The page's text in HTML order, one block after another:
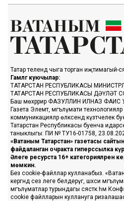
Татар телендә чыга торган иҗтимагый-
Гамәлгә куючылар:
ТАТАРСТАН РЕСПУБЛИКАСЫ
ТАТАРСТАН РЕСПУБЛИКАСЫ ДӘҮЛӘТ
Баш мөхәррир ФАЗУЛЛИН ИЛНАЗ ФАИС
Газета Элемтә, мәгълүмати
коммуникацияләр өлкәсендә күзәтчелек
Татарстан Республикасы буенча
таныклыгы: ПИ № ТУ16-01758,
«Ватаным Татарстан» газетасы
файдаланган очракта гиперссылка
Әлеге ресурста 16+ категорияләренә
мөмкин.
Без cookie-файллар кулланабыз.
кергәндә сез әлеге белдерүгә, шәхси
мәгълүматлар турындагы сәясәткә һәм
cookie файлларын куллануга